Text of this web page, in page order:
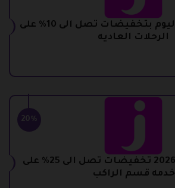
كود خصم جيني اليوم بتخفيضات تصل الى 10% على
الرحلات العاديه
20%
كود خصم جيني 2026 تخفيضات تصل الى 25% على
خدمه قسم الراكب